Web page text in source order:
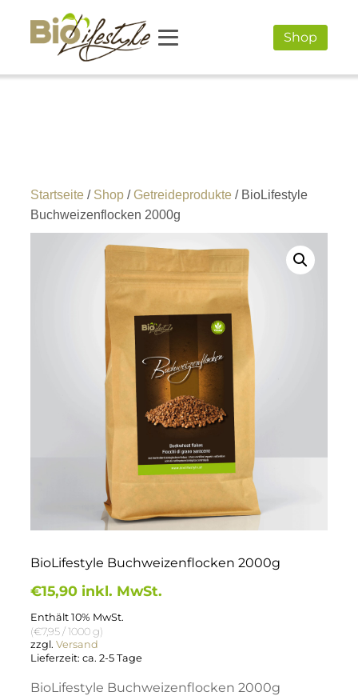
Shop
Startseite / Shop / Getreideprodukte / BioLifestyle
Buchweizenflocken 2000g
BioLifestyle Buchweizenflocken 2000g
€15,90 inkl. MwSt.
Enthält 10% MwSt.
(€7,95/ 1000 g)
zzgl.Versand
Lieferzeit: ca. 2-5 Tage
BioLifestyle Buchweizenflocken 2000g